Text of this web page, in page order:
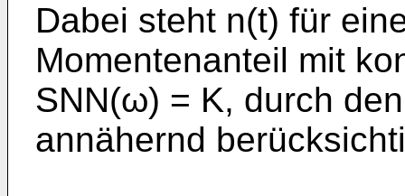
Dabei steht n(t) für
Momentenanteil mit
SNN(ω) = K, durch
annähernd